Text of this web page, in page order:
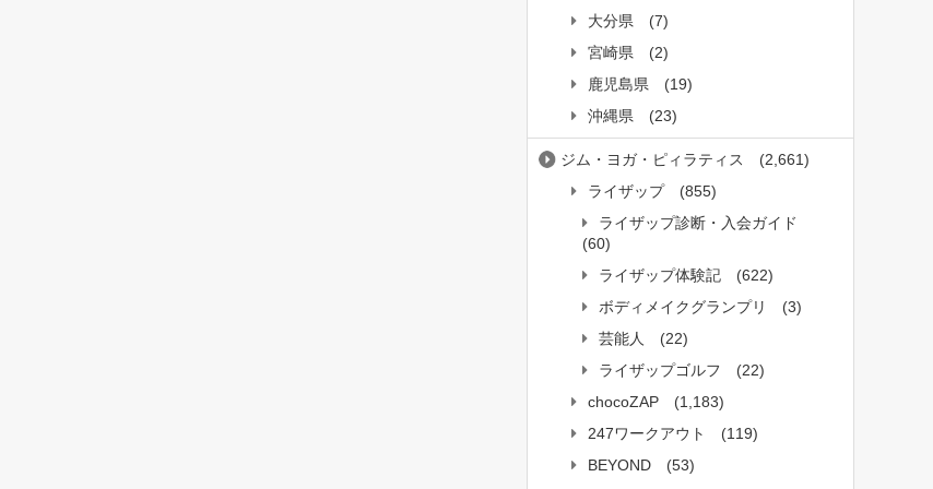
大分県
(7)
宮崎県
(2)
鹿児島県
(19)
沖縄県
(23)
ジム・ヨガ・ピィラティス
(2,661)
ライザップ
(855)
ライザップ診断・入会ガイド
(60)
ライザップ体験記
(622)
ボディメイクグランプリ
(3)
芸能人
(22)
ライザップゴルフ
(22)
chocoZAP
(1,183)
247ワークアウト
(119)
BEYOND
(53)